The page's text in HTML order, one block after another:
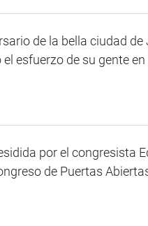
de la bella ciudad
esfuerzo de su gente en
por el congresista
de Puertas